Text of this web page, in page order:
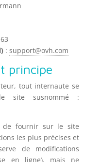
: support@ovh.com
principe
tout internaute se
site susnommé :
de fournir sur le site
les plus précises et
de modifications
en ligne), mais ne